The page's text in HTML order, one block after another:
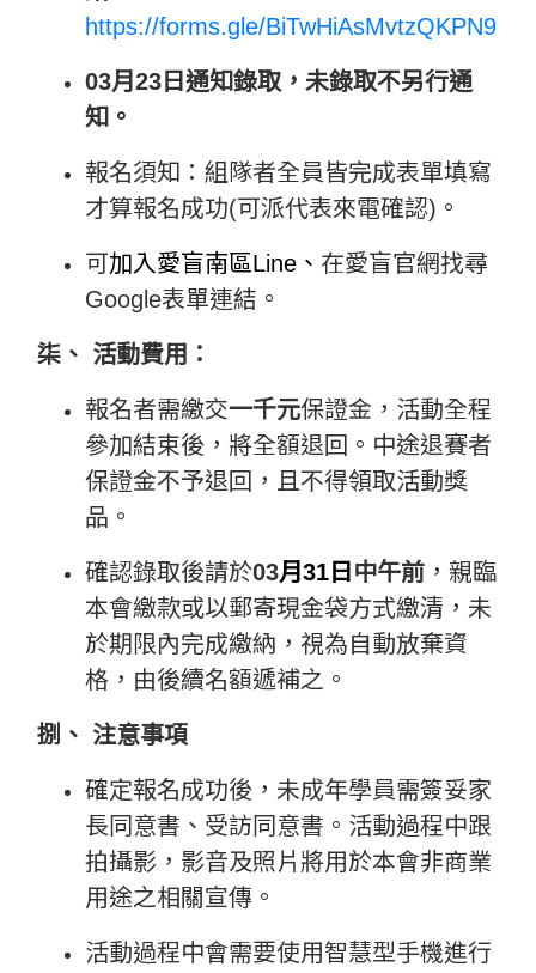
https://forms.gle/BiTwHiAsMvtzQKPN9
03月 23 日通知錄取， 未錄取不另行通
知。
報名須知：組隊者全員皆完成表單填寫
才算報名成功(可派代表來電確認)。
可加入愛盲南區Line、 在愛盲官網找尋
Google表單連結。
柒、 活動費用：
報名者需繳交一千元保證金，活動全程
參加結束後，將全額退回。中途退賽者
保證金不予退回，且不得領取活動獎
品。
確認錄取後請於03月 31 日 中午前 ，親臨
本會繳款或以郵寄現金袋方式繳清，未
於期限內完成繳納，視為自動放棄資
格，由後續名額遞補之。
捌、 注意事項
確定報名成功後，未成年學員需簽妥家
長同意書、受訪同意書。活動過程中跟
拍攝影，影音及照片將用於本會非商業
用途之相關宣傳。
活動過程中會需要使用智慧型手機進行